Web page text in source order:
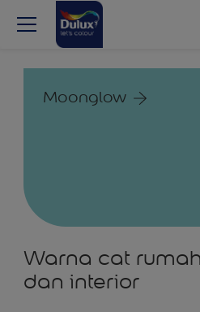
Moonglow
Warna cat
dan interior